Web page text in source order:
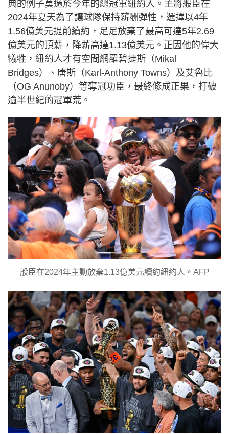
典的例子莫過於今年的總冠軍紐約人。主將般臣在
2024年夏天為了讓球隊保持薪酬彈性，選擇以4年
1.56億美元提前續約，足足放棄了最高可達5年2.69
億美元的頂薪，降薪高達1.13億美元。正因他的偉大
犧牲，紐約人才有空間網羅碧捷斯（Mikal
Bridges）、唐斯（Karl-Anthony Towns）及艾魯比
（OG Anunoby）等奪冠功臣，最終修成正果，打破
逾半世紀的冠軍荒。
般臣在2024年主動放棄1.13億美元續約紐約人。AFP